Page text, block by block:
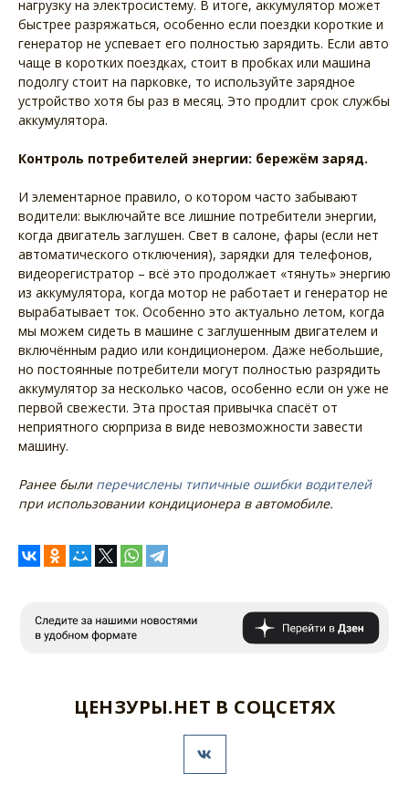
нагрузку на электросистему. В итоге, аккумулятор может
быстрее разряжаться, особенно если поездки короткие и
генератор не успевает его полностью зарядить. Если авто
чаще в коротких поездках, стоит в пробках или машина
подолгу стоит на парковке, то используйте зарядное
устройство хотя бы раз в месяц. Это продлит срок службы
аккумулятора.
Контроль потребителей энергии: бережём заряд.
И элементарное правило, о котором часто забывают
водители: выключайте все лишние потребители энергии,
когда двигатель заглушен. Свет в салоне, фары (если нет
автоматического отключения), зарядки для телефонов,
видеорегистратор – всё это продолжает «тянуть» энергию
из аккумулятора, когда мотор не работает и генератор не
вырабатывает ток. Особенно это актуально летом, когда
мы можем сидеть в машине с заглушенным двигателем и
включённым радио или кондиционером. Даже небольшие,
но постоянные потребители могут полностью разрядить
аккумулятор за несколько часов, особенно если он уже не
первой свежести. Эта простая привычка спасёт от
неприятного сюрприза в виде невозможности завести
машину.
Ранее были перечислены типичные ошибки водителей
при использовании кондиционера в автомобиле.
ЦЕНЗУРЫ.НЕТ В СОЦСЕТЯХ